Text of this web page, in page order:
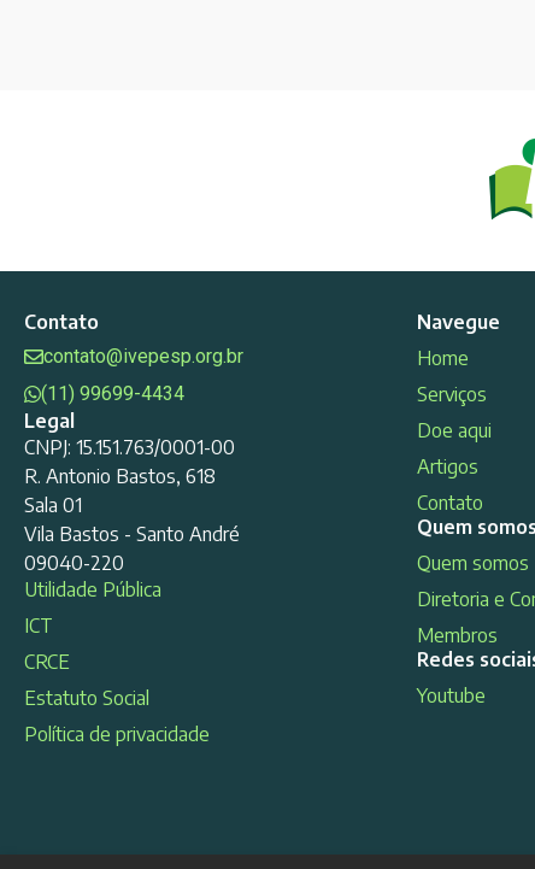
Contato
contato@ivepesp.org.br
(11) 99699-4434
Legal
CNPJ: 15.151.763/0001-00
R. Antonio Bastos, 618
Sala 01
Vila Bastos - Santo André
09040-220
Utilidade Pública
ICT
CRCE
Estatuto Social
Política de privacidade
Navegue
Home
Serviços
Doe aqui
Artigos
Contato
Quem somos
Quem somos
Diretoria e
Membros
Redes
Youtube